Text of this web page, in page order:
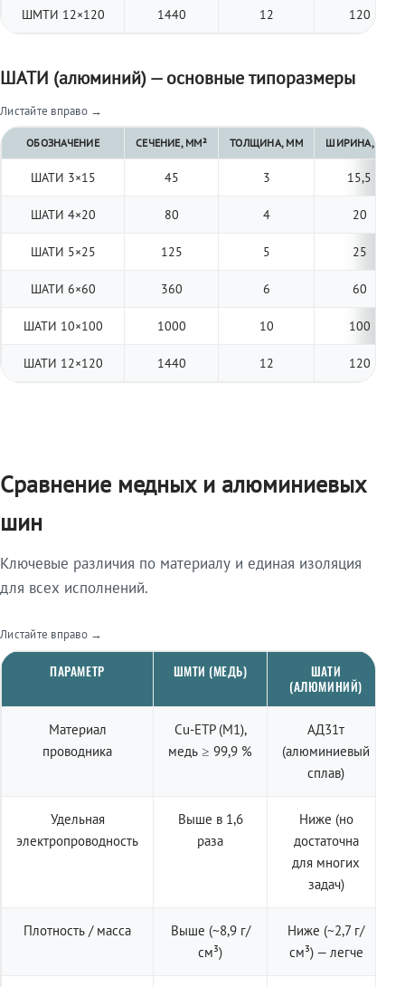
ШМТИ 12×120 1440 12 120
ШАТИ (алюминий) — основные типоразмеры
Листайте вправо →
ОБОЗНАЧЕНИЕ СЕЧЕНИЕ, ММ² ТОЛЩИНА, ММ ШИРИНА, ММ
ШАТИ 3×15 45 3 15,5
ШАТИ 4×20 80 4 20
ШАТИ 5×25 125 5 25
ШАТИ 6×60 360 6 60
ШАТИ 10×100 1000 10 100
ШАТИ 12×120 1440 12 120
Сравнение медных и алюминиевых
шин
Ключевые различия по материалу и единая изоляция
для всех исполнений.
Листайте вправо →
ПАРАМЕТР ШМТИ (МЕДЬ)
ШАТИ
(АЛЮМИНИЙ)
Материал
проводника
Cu-ETP (M1),
медь ≥ 99,9 %
АД31т
(алюминиевый
сплав)
Удельная
электропроводность
Выше в 1,6
раза
Ниже (но
достаточна
для многих
задач)
Плотность / масса
Выше (~8,9 г/
см³)
Ниже (~2,7 г/
см³) — легче